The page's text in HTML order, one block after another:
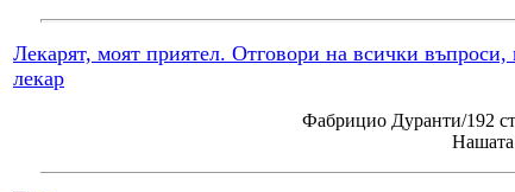
Лекарят, моят приятел. Отговори на всички
лекар
Фабрицио Дуранти/192
Нашата